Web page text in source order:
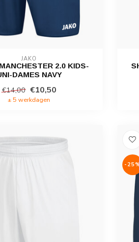
JAKO
2.0 KIDS-
DAMES NAVY
€14,00 €10,50
± 5 werkdagen
-